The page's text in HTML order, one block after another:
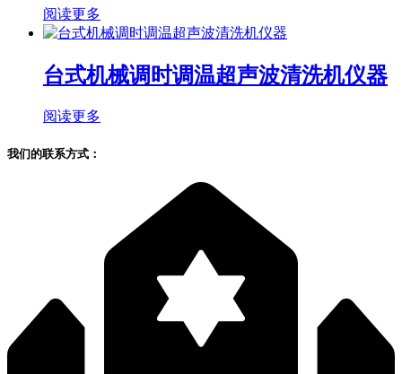
阅读更多
台式机械调时调温超声波清洗机仪器
阅读更多
我们的联系方式：